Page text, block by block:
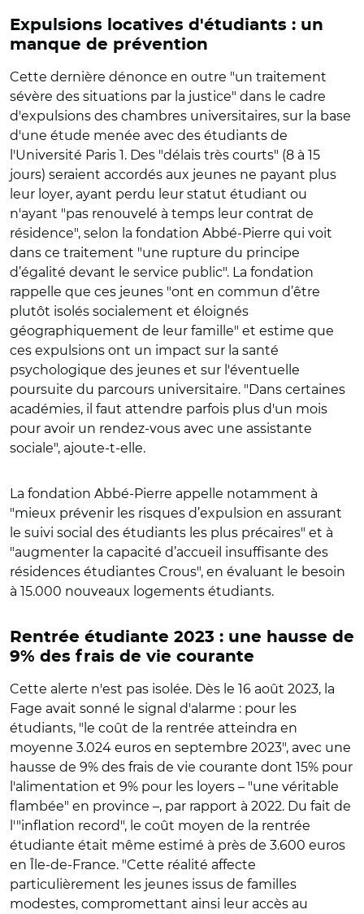
Expulsions locatives d'étudiants : un
manque de prévention
Cette dernière dénonce en outre "un traitement
sévère des situations par la justice" dans le cadre
d'expulsions des chambres universitaires, sur la base
d'une étude menée avec des étudiants de
l'Université Paris 1. Des "délais très courts" (8 à 15
jours) seraient accordés aux jeunes ne payant plus
leur loyer, ayant perdu leur statut étudiant ou
n'ayant "pas renouvelé à temps leur contrat de
résidence", selon la fondation Abbé-Pierre qui voit
dans ce traitement "une rupture du principe
d’égalité devant le service public". La fondation
rappelle que ces jeunes "ont en commun d’être
plutôt isolés socialement et éloignés
géographiquement de leur famille" et estime que
ces expulsions ont un impact sur la santé
psychologique des jeunes et sur l'éventuelle
poursuite du parcours universitaire. "Dans certaines
académies, il faut attendre parfois plus d'un mois
pour avoir un rendez-vous avec une assistante
sociale", ajoute-t-elle.
La fondation Abbé-Pierre appelle notamment à
"mieux prévenir les risques d’expulsion en assurant
le suivi social des étudiants les plus précaires" et à
"augmenter la capacité d’accueil insuffisante des
résidences étudiantes Crous", en évaluant le besoin
à 15.000 nouveaux logements étudiants.
Rentrée étudiante 2023 : une hausse de
9% des frais de vie courante
Cette alerte n'est pas isolée. Dès le 16 août 2023, la
Fage avait sonné le signal d'alarme : pour les
étudiants, "le coût de la rentrée atteindra en
moyenne 3.024 euros en septembre 2023", avec une
hausse de 9% des frais de vie courante dont 15% pour
l'alimentation et 9% pour les loyers – "une véritable
flambée" en province –, par rapport à 2022. Du fait de
l'"inflation record", le coût moyen de la rentrée
étudiante était même estimé à près de 3.600 euros
en Île-de-France. "Cette réalité affecte
particulièrement les jeunes issus de familles
modestes, compromettant ainsi leur accès au